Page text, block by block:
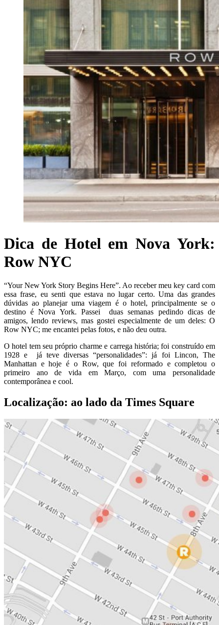
Dica de Hotel em Nova York:
Row NYC
“Your New York Story Begins Here”. Ao receber meu key card com
essa frase, eu senti que estava no lugar certo. Uma das grandes
dúvidas ao planejar uma viagem é o hotel, principalmente se o
destino é Nova York. Passei duas semanas pedindo dicas de
amigos, lendo reviews, mas gostei especialmente de um deles: O
Row NYC; me encantei pelas fotos, e não deu outra.
O hotel tem seu próprio charme e carrega história; foi construído em
1928 e já teve diversas “personalidades”: já foi Lincon, The
Manhattan e hoje é o Row, que foi reformado e completou o
primeiro ano de vida em Março, com uma personalidade
contemporânea e cool.
Localização: ao lado da Times Square